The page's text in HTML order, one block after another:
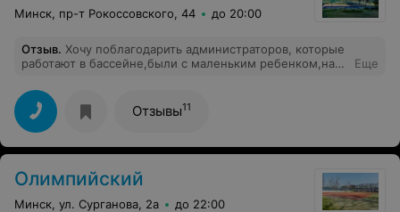
Минск, пр-т Рокоссовского, 44 до 20:00
Отзыв. Хочу поблагодарить администраторов, которые
работают в бассейне,были с маленьким ребенком,нам
женщины,большое спасибо,придем к вам еще!
Еще
Отзывы11
Олимпийский
Минск, ул. Сурганова, 2а до 22:00